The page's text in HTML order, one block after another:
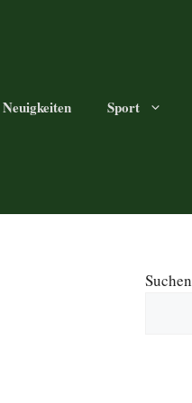
Neuigkeiten Sport
Suchen